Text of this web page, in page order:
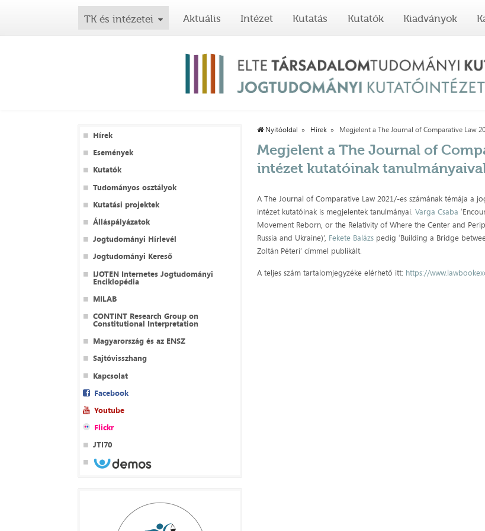
TK és intézetei Aktuális Intézet Kutatás Kutatók Kiadványok
Hírek
Események
Kutatók
Tudományos osztályok
Kutatási projektek
Álláspályázatok
Jogtudományi Hírlevél
Jogtudományi Kereső
IJOTEN Internetes Jogtudományi
Enciklopédia
MILAB
CONTINT Research Group on
Constitutional Interpretation
Magyarország és az ENSZ
Sajtóvisszhang
Kapcsolat
Facebook
Youtube
Flickr
JTI70
Nyitóoldal Hírek Megjelent a The Journal of Comparative Law
Megjelent a The Journal of
intézet kutatóinak
A The Journal of Comparative Law 2021/-es számának témája a
intézet kutatóinak is megjelentek tanulmányai.Varga Csaba
Movement Reborn, or the Relativity of Where the Center and
Russia and Ukraine)’, Fekete Balázs pedig ʻBuilding a Bridge
Zoltán Péteri’ címmel publikált.
A teljes szám tartalomjegyzéke elérhető itt: https://